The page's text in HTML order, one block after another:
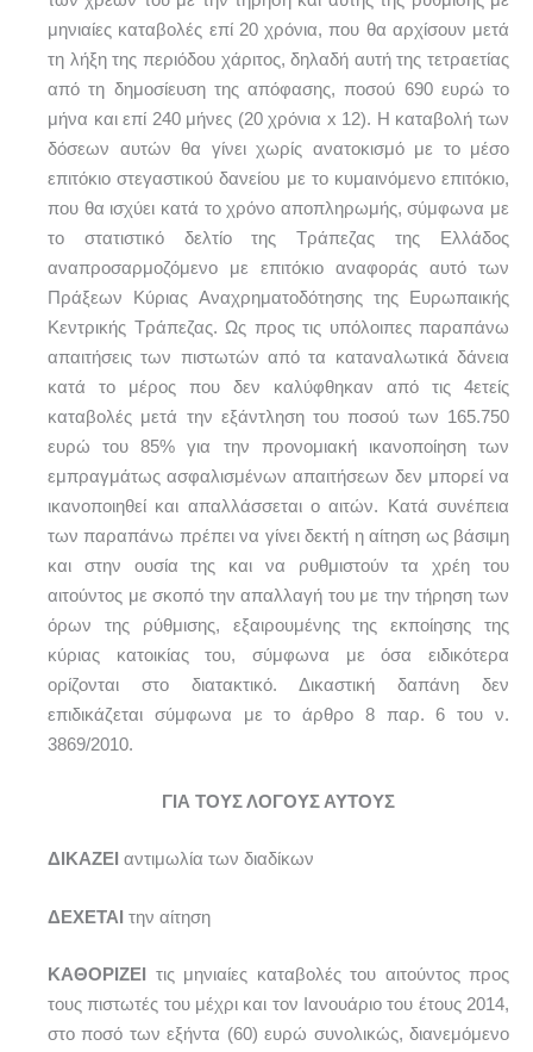
μηνιαίες καταβολές επί 20 χρόνια, που θα αρχίσουν μετά
τη λήξη της περιόδου χάριτος, δηλαδή αυτή της τετραετίας
από τη δημοσίευση της απόφασης, ποσού 690 ευρώ το
μήνα και επί 240 μήνες (20 χρόνια x 12). Η καταβολή των
δόσεων αυτών θα γίνει χωρίς ανατοκισμό με το μέσο
επιτόκιο στεγαστικού δανείου με το κυμαινόμενο επιτόκιο,
που θα ισχύει κατά το χρόνο αποπληρωμής, σύμφωνα με
το στατιστικό δελτίο της Τράπεζας της Ελλάδος
αναπροσαρμοζόμενο με επιτόκιο αναφοράς αυτό των
Πράξεων Κύριας Αναχρηματοδότησης της Ευρωπαικής
Κεντρικής Τράπεζας. Ως προς τις υπόλοιπες παραπάνω
απαιτήσεις των πιστωτών από τα καταναλωτικά δάνεια
κατά το μέρος που δεν καλύφθηκαν από τις 4ετείς
καταβολές μετά την εξάντληση του ποσού των 165.750
ευρώ του 85% για την προνομιακή ικανοποίηση των
εμπραγμάτως ασφαλισμένων απαιτήσεων δεν μπορεί να
ικανοποιηθεί και απαλλάσσεται ο αιτών. Κατά συνέπεια
των παραπάνω πρέπει να γίνει δεκτή η αίτηση ως βάσιμη
και στην ουσία της και να ρυθμιστούν τα χρέη του
αιτούντος με σκοπό την απαλλαγή του με την τήρηση των
όρων της ρύθμισης, εξαιρουμένης της εκποίησης της
κύριας κατοικίας του, σύμφωνα με όσα ειδικότερα
ορίζονται στο διατακτικό. Δικαστική δαπάνη δεν
επιδικάζεται σύμφωνα με το άρθρο 8 παρ. 6 του ν.
3869/2010.
ΓΙΑ ΤΟΥΣ ΛΟΓΟΥΣ ΑΥΤΟΥΣ
ΔΙΚΑΖΕΙ αντιμωλία των διαδίκων
ΔΕΧΕΤΑΙ την αίτηση
ΚΑΘΟΡΙΖΕΙ
τις μηνιαίες καταβολές του αιτούντος προς
τους πιστωτές του μέχρι και τον Ιανουάριο του έτους 2014,
στο ποσό των εξήντα (60) ευρώ συνολικώς, διανεμόμενο